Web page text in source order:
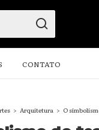
CONTATO
> Arquitetura > O